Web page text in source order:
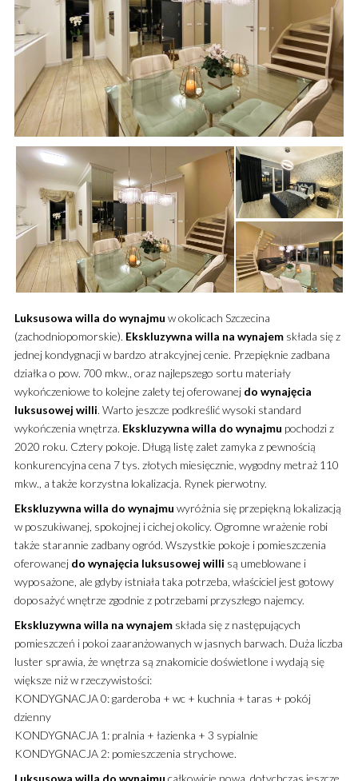
Luksusowa willa do wynajmu w okolicach Szczecina
(zachodniopomorskie). Ekskluzywna willa na wynajemskłada się z
jednej kondygnacji w bardzo atrakcyjnej cenie. Przepięknie zadbana
działka o pow. 700 mkw., oraz najlepszego sortu materiały
wykończeniowe to kolejne zalety tej oferowanej do wynajęcia
luksusowej willi. Warto jeszcze podkreślić wysoki standard
wykończenia wnętrza. Ekskluzywna willa do wynajmu pochodzi z
2020 roku. Cztery pokoje. Długą listę zalet zamyka z pewnością
konkurencyjna cena 7 tys. złotych miesięcznie, wygodny metraż 110
mkw., a także korzystna lokalizacja. Rynek pierwotny.
Ekskluzywna willa do wynajmu wyróżnia się przepiękną lokalizacją
w poszukiwanej, spokojnej i cichej okolicy. Ogromne wrażenie robi
także starannie zadbany ogród. Wszystkie pokoje i pomieszczenia
oferowanej do wynajęcia luksusowej willi są umeblowane i
wyposażone, ale gdyby istniała taka potrzeba, właściciel jest gotowy
doposażyć wnętrze zgodnie z potrzebami przyszłego najemcy.
Ekskluzywna willa na wynajemskłada się z następujących
pomieszczeń i pokoi zaaranżowanych w jasnych barwach. Duża liczba
luster sprawia, że wnętrza są znakomicie doświetlone i wydają się
większe niż w rzeczywistości:
KONDYGNACJA 0: garderoba + wc + kuchnia + taras + pokój
dzienny
KONDYGNACJA 1: pralnia + łazienka + 3 sypialnie
KONDYGNACJA 2: pomieszczenia strychowe.
Luksusowa willa do wynajmu całkowicie nowa, dotychczas jeszcze